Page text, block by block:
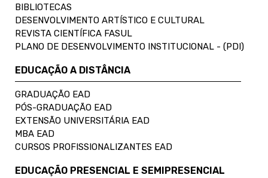
BIBLIOTECAS
DESENVOLVIMENTO ARTÍSTICO E CULTURAL
REVISTA CIENTÍFICA FASUL
PLANO DE DESENVOLVIMENTO INSTITUCIONAL - (PDI)
EDUCAÇÃO A DISTÂNCIA
GRADUAÇÃO EAD
PÓS-GRADUAÇÃO EAD
EXTENSÃO UNIVERSITÁRIA EAD
MBA EAD
CURSOS PROFISSIONALIZANTES EAD
EDUCAÇÃO PRESENCIAL E SEMIPRESENCIAL